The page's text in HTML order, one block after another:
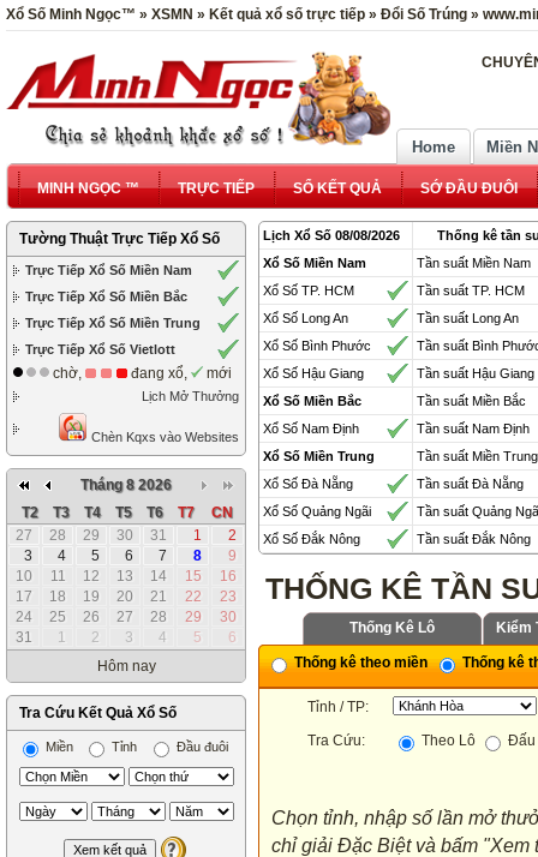
Xổ Số Minh Ngọc™ » XSMN » Kết quả xổ số trực tiếp » Đổi Số Trúng »
Home Miền
MINH NGỌC ™ TRỰC TIẾP SỔ KẾT QUẢ SỚ ĐẦU ĐUÔI
Tường Thuật Trực Tiếp Xổ Số
Trực Tiếp Xổ Số Miền Nam
Trực Tiếp Xổ Số Miền Bắc
Trực Tiếp Xổ Số Miền Trung
Trực Tiếp Xổ Số Vietlott
chờ, đang xổ, mới
Lịch Mở Thưởng
Chèn Kqxs vào Websites
Tháng 8 2026
T2
T3 T4 T5 T6 T7
CN
27
28 29 30 31 1
2
3
4 5 6 7 8
9
10
11 12 13 14 15
16
17
18 19 20 21 22
23
24
25 26 27 28 29
30
31
1 2 3 4 5
6
Hôm nay
Tra Cứu Kết Quả Xổ Số
Miền Tỉnh Đầu đuôi
Lịch Xổ Số 08/08/2026
Thống kê tần
Xổ Số Miền Nam
Tần suất Miền Nam
Xổ Số TP. HCM
Tần suất TP. HCM
Xổ Số Long An
Tần suất Long An
Xổ Số Bình Phước
Tần suất Bình
Xổ Số Hậu Giang
Tần suất Hậu Giang
Xổ Số Miền Bắc
Tần suất Miền Bắc
Xổ Số Nam Định
Tần suất Nam Định
Xổ Số Miền Trung
Tần suất Miền Trung
Xổ Số Đà Nẵng
Tần suất Đà Nẵng
Xổ Số Quảng Ngãi
Tần suất Quảng
Xổ Số Đắk Nông
Tần suất Đắk Nông
THỐNG KÊ TẦN
Thống Kê Lô Kiểm
Thống kê theo miền Thống kê
Tỉnh / TP:
Tra Cứu:
Theo Lô Đấu
Chọn tỉnh, nhập số lần mở
chỉ giải Đặc Biệt và bấm "Xem